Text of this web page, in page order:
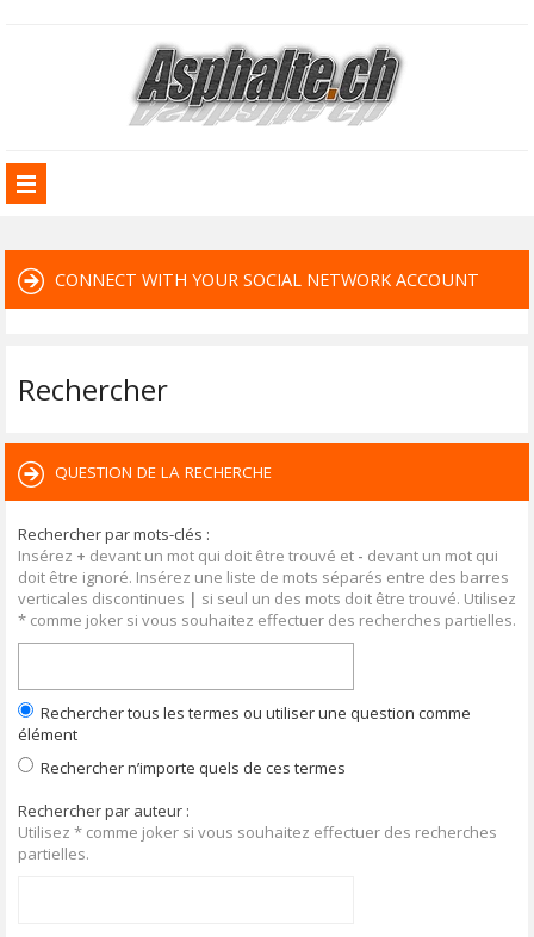
CONNECT WITH YOUR SOCIAL NETWORK ACCOUNT
Rechercher
QUESTION DE LA RECHERCHE
Rechercher par mots-clés :
Insérez + devant un mot qui doit être trouvé et - devant un mot qui
doit être ignoré. Insérez une liste de mots séparés entre des barres
verticales discontinues | si seul un des mots doit être trouvé. Utilisez
* comme joker si vous souhaitez effectuer des recherches partielles.
Rechercher tous les termes ou utiliser une question comme
élément
Rechercher n’importe quels de ces termes
Rechercher par auteur :
Utilisez * comme joker si vous souhaitez effectuer des recherches
partielles.